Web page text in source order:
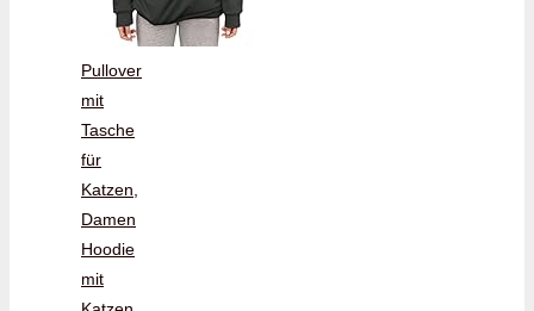
Pullover
mit
Tasche
für
Katzen,
Damen
Hoodie
mit